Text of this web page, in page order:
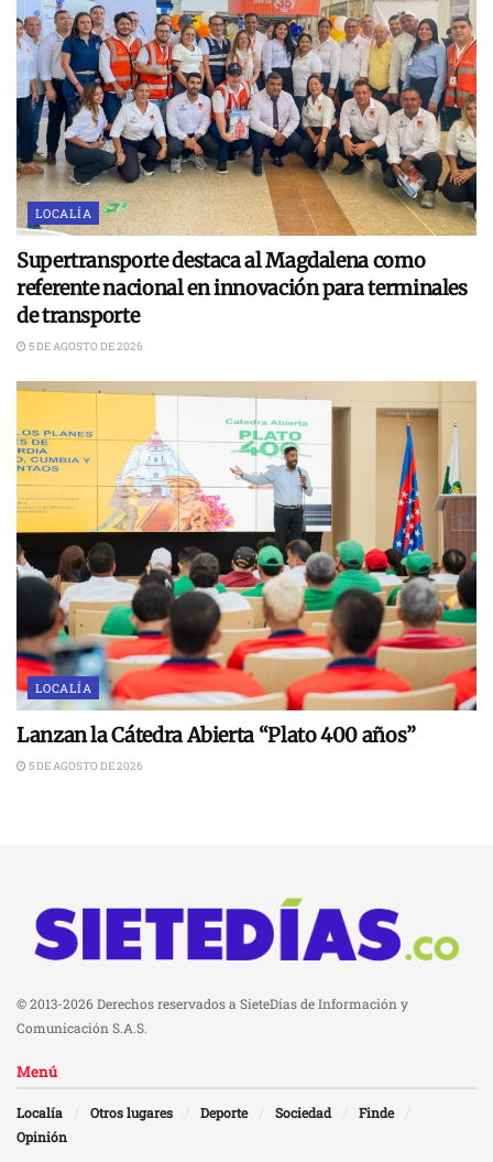
LOCALÍA
Supertransporte destaca al Magdalena como
referente nacional en innovación para terminales
de transporte
5 DE AGOSTO DE 2026
LOCALÍA
Lanzan la Cátedra Abierta “Plato 400 años”
5 DE AGOSTO DE 2026
© 2013-2026 Derechos reservados a SieteDías de Información y
Comunicación S.A.S.
Menú
Localía Otros lugares Deporte Sociedad
Finde
Opinión